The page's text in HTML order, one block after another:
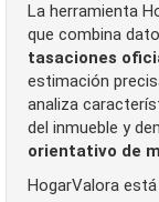
La herramienta HogarValora utiliza un algoritmo inteligente
que combina
tasaciones
estimación
analiza
del inmueble y
orientativo de
HogarValora